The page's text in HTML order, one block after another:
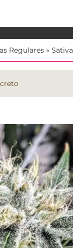
Regulares » Sativa